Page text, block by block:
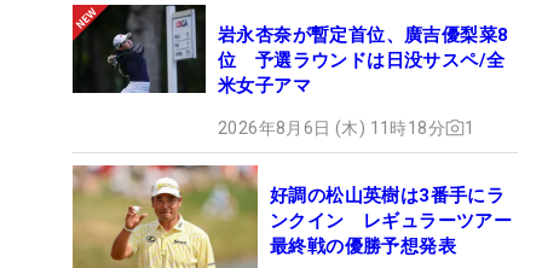
岩永杏奈が暫定首位、廣吉優梨菜8
位 予選ラウンドは日没サスペ/全
米女子アマ
2026年8月6日 (木) 11時18分 1
好調の松山英樹は3番手にラ
ンクイン レギュラーツアー
最終戦の優勝予想発表